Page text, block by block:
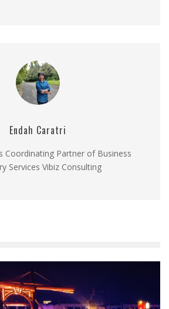
Endah Caratri
Coordinating Partner of Business
Services Vibiz Consulting